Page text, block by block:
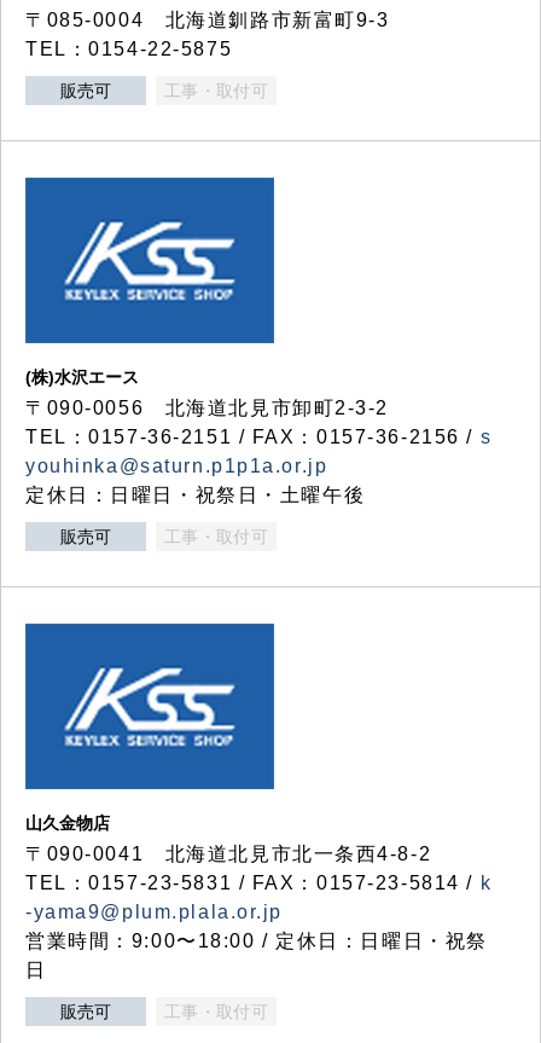
〒085-0004 北海道釧路市新富町9-3
TEL：0154-22-5875
販売可 工事・取付可
(株)水沢エース
〒090-0056 北海道北見市卸町2-3-2
TEL：0157-36-2151 / FAX：0157-36-2156 / s
youhinka@saturn.p1p1a.or.jp
定休日：日曜日・祝祭日・土曜午後
販売可 工事・取付可
山久金物店
〒090-0041 北海道北見市北一条西4-8-2
TEL：0157-23-5831 / FAX：0157-23-5814 / k
-yama9@plum.plala.or.jp
営業時間：9:00〜18:00 / 定休日：日曜日・祝祭
日
販売可 工事・取付可